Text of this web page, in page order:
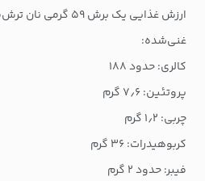
ارزش غذایی یک برش
غنی‌شده:
کالری: حدود ۱۸۸
پروتئین: ۷٫۶ گرم
چربی: ۱٫۲ گرم
کربوهیدرات: ۳۶ گرم
فیبر: حدود ۲ گرم